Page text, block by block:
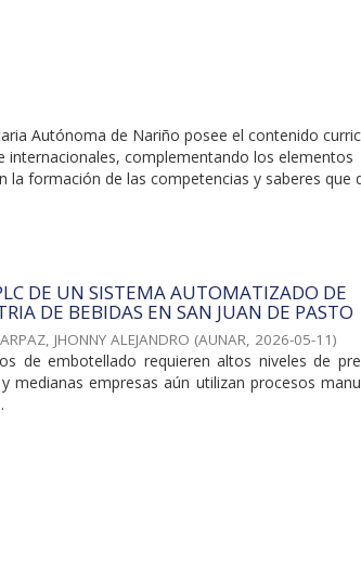
Autónoma de Nariño posee el contenido
complementando los elementos
formación de las competencias y saberes que
DE UN SISTEMA AUTOMATIZADO DE
DE BEBIDAS EN SAN JUAN DE PASTO
JHONNY ALEJANDRO (AUNAR, 2026-05-11)
de embotellado requieren altos niveles de
medianas empresas aún utilizan procesos